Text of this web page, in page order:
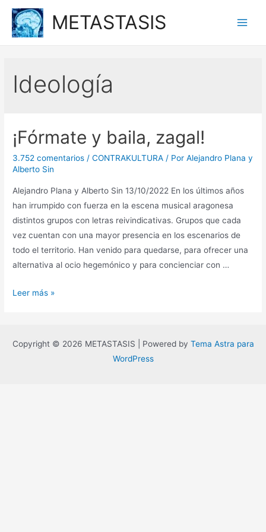
contenido
METASTASIS
Ideología
¡Fórmate y baila, zagal!
3.752 comentarios /CONTRAKULTURA / PorAlejandro Plana y
Alberto Sin
Alejandro Plana y Alberto Sin 13/10/2022 En los últimos años
han irrumpido con fuerza en la escena musical aragonesa
distintos grupos con letras reivindicativas. Grupos que cada
vez cuentan con una mayor presencia en los escenarios de
todo el territorio. Han venido para quedarse, para ofrecer una
alternativa al ocio hegemónico y para concienciar con …
¡Fórmate
Leer más »
Copyright © 2026 METASTASIS | Powered by Tema Astra para
WordPress